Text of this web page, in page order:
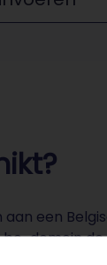
een
domein de